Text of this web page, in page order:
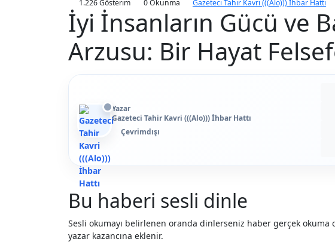
1.226 Gösterim 0 Okunma Gazeteci Tahir Kavri (((Alo))) İhbar Hattı
İyi İnsanların Gücü ve
Arzusu: Bir Hayat
Yazar
Gazeteci Tahir Kavri (((Alo))) İhbar Hattı
Çevrimdışı
Bu haberi sesli dinle
Sesli okumayı belirlenen oranda dinlerseniz haber gerçek okuma
yazar kazancına eklenir.